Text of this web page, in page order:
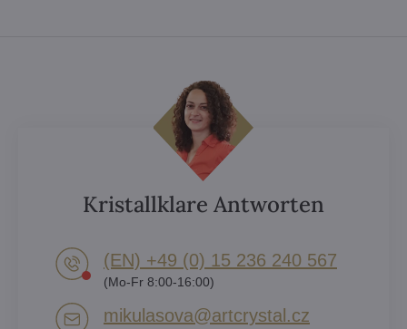
Kristallklare Antworten
(EN) +49 (0) 15 236 240 567
(Mo-Fr 8:00-16:00)
mikulasova​@artcrystal​.cz